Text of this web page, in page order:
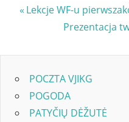
Nawigacja
wpisu
Previous
Lekcje WF-u
Next
Prezentacja
POCZTA VJIKG
POGODA
PATYČIŲ DĖŽUTĖ